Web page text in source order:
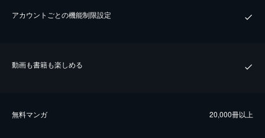
アカウントごとの機能制限設定
動画も書籍も楽しめる
無料マンガ 20,000冊以上